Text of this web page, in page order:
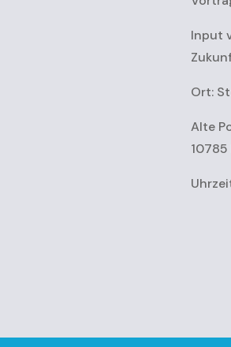
Input
Ort:
Alte
10785